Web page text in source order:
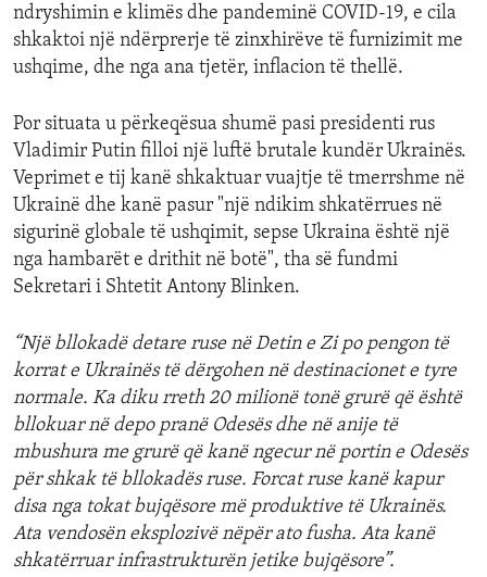
ndryshimin e klimës dhe pandeminë COVID-19, e cila
shkaktoi një ndërprerje të zinxhirëve të furnizimit me
ushqime, dhe nga ana tjetër, inflacion të thellë.
Por situata u përkeqësua shumë pasi presidenti rus
Vladimir Putin filloi një luftë brutale kundër Ukrainës.
Veprimet e tij kanë shkaktuar vuajtje të tmerrshme në
Ukrainë dhe kanë pasur "një ndikim shkatërrues në
sigurinë globale të ushqimit, sepse Ukraina është një
nga hambarët e drithit në botë", tha së fundmi
Sekretari i Shtetit Antony Blinken.
“Një bllokadë detare ruse në Detin e Zi po pengon të
korrat e Ukrainës të dërgohen në destinacionet e tyre
normale. Ka diku rreth 20 milionë tonë grurë që është
bllokuar në depo pranë Odesës dhe në anije të
mbushura me grurë që kanë ngecur në portin e Odesës
për shkak të bllokadës ruse. Forcat ruse kanë kapur
disa nga tokat bujqësore më produktive të Ukrainës.
Ata vendosën eksplozivë nëpër ato fusha. Ata kanë
shkatërruar infrastrukturën jetike bujqësore”.